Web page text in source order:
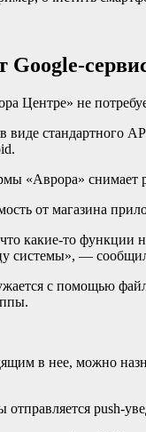
Google-
Центре» не
стандартного
«Аврора»
от магазина
какие-то функции
системы», —
с помощью
в нее, можно
отправляется push-